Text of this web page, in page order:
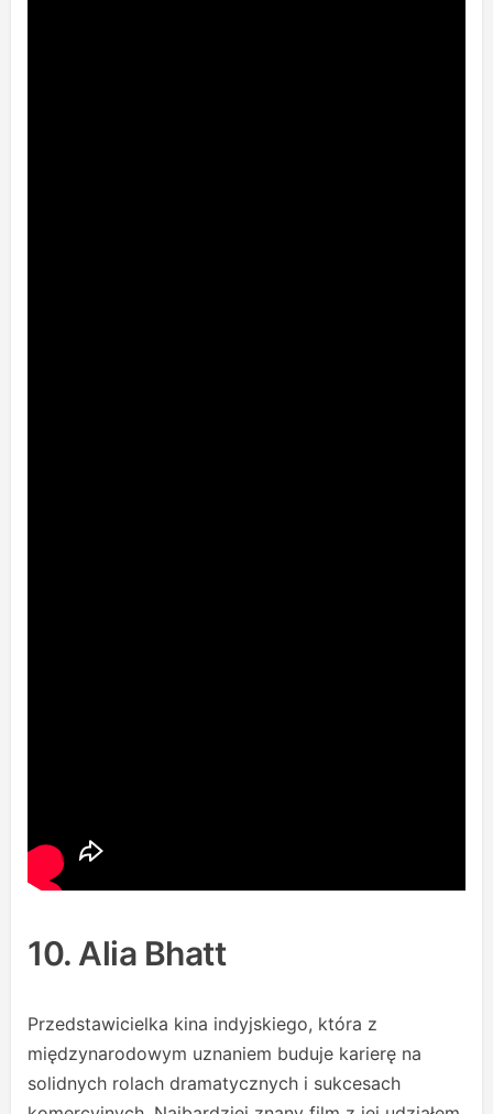
10. Alia Bhatt
Przedstawicielka kina indyjskiego, która z
międzynarodowym uznaniem buduje karierę na
solidnych rolach dramatycznych i sukcesach